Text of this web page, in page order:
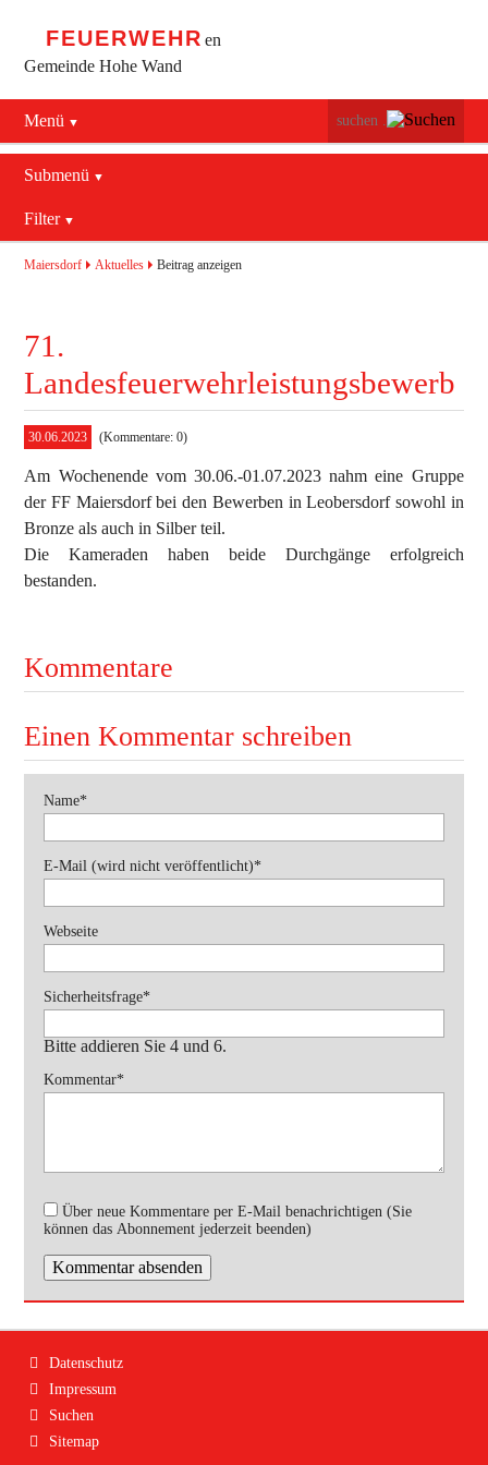
FEUERWEHR en
Gemeinde Hohe Wand
Menü
Navigation
überspringen
Submenü
überspringen
Aktuelles
Mannschaft
Blaulichtzentrum
Feuerwehrhaus (bis 2022)
Fahrzeuge
Bekleidung
Termine
Geschichte
Kontakt
Filter
2016
2018
2019
Aktuelles
Allgemein
Ausbildung
Bewerbe
Jugend
Maiersdorf Aktuelles Beitrag anzeigen
71.
Landesfeuerwehrleistungsbewerb
30.06.2023 (Kommentare: 0)
Am Wochenende vom 30.06.-01.07.2023 nahm eine Gruppe
der FF Maiersdorf bei den Bewerben in Leobersdorf sowohl in
Bronze als auch in Silber teil.
Die Kameraden haben beide Durchgänge erfolgreich
bestanden.
Kommentare
Einen Kommentar schreiben
Pflichtfeld
Name*
Pflichtfeld
E-Mail (wird nicht veröffentlicht)*
Webseite
Pflichtfeld
Sicherheitsfrage*
Bitte addieren Sie 4 und 6.
Pflichtfeld
Kommentar*
Über neue Kommentare per E-Mail benachrichtigen (Sie
können das Abonnement jederzeit beenden)
Kommentar absenden
Navigation
Datenschutz
Impressum
Suchen
Sitemap